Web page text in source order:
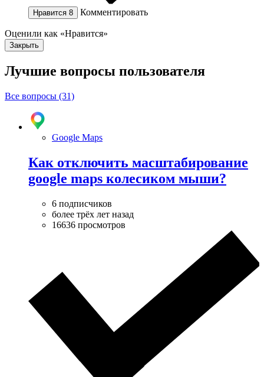
Нравится 8 Комментировать
Оценили как «Нравится»
Закрыть
Лучшие вопросы пользователя
Все вопросы (31)
Google Maps
Как отключить масштабирование
google maps колесиком мыши?
6 подписчиков
более трёх лет назад
16636 просмотров